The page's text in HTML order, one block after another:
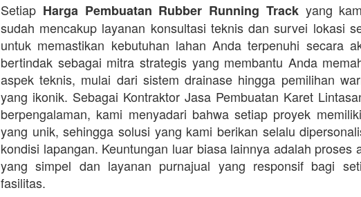
Setiap Harga Pembuatan Rubber Running Trackyang
sudah mencakup layanan konsultasi teknis dan survei lokasi
untuk memastikan kebutuhan lahan Anda terpenuhi secara
bertindak sebagai mitra strategis yang membantu Anda
aspek teknis, mulai dari sistem drainase hingga pemilihan
yang ikonik. Sebagai Kontraktor Jasa Pembuatan Karet
berpengalaman, kami menyadari bahwa setiap proyek
yang unik, sehingga solusi yang kami berikan selalu
kondisi lapangan. Keuntungan luar biasa lainnya adalah proses
yang simpel dan layanan purnajual yang responsif bagi
fasilitas.